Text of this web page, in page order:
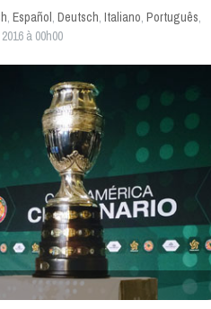
, Español, Deutsch, Italiano, Português,
à 00h00